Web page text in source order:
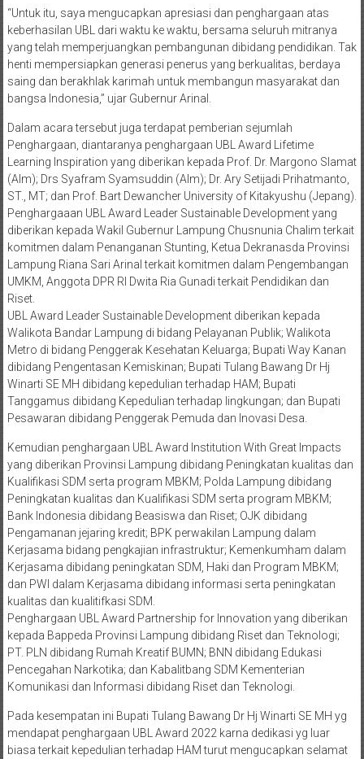
“Untuk itu, saya mengucapkan apresiasi dan penghargaan atas
keberhasilan UBL dari waktu ke waktu, bersama seluruh mitranya
yang telah memperjuangkan pembangunan dibidang pendidikan. Tak
henti mempersiapkan generasi penerus yang berkualitas, berdaya
saing dan berakhlak karimah untuk membangun masyarakat dan
bangsa Indonesia,” ujar Gubernur Arinal.
Dalam acara tersebut juga terdapat pemberian sejumlah
Penghargaan, diantaranya penghargaan UBL Award Lifetime
Learning Inspiration yang diberikan kepada Prof. Dr. Margono Slamat
(Alm); Drs Syafram Syamsuddin (Alm); Dr. Ary Setijadi Prihatmanto,
ST., MT; dan Prof. Bart Dewancher University of Kitakyushu (Jepang).
Penghargaaan UBL Award Leader Sustainable Development yang
diberikan kepada Wakil Gubernur Lampung Chusnunia Chalim terkait
komitmen dalam Penanganan Stunting, Ketua Dekranasda Provinsi
Lampung Riana Sari Arinal terkait komitmen dalam Pengembangan
UMKM, Anggota DPR RI Dwita Ria Gunadi terkait Pendidikan dan
Riset.
UBL Award Leader Sustainable Development diberikan kepada
Walikota Bandar Lampung di bidang Pelayanan Publik; Walikota
Metro di bidang Penggerak Kesehatan Keluarga; Bupati Way Kanan
dibidang Pengentasan Kemiskinan; Bupati Tulang Bawang Dr Hj
Winarti SE MH dibidang kepedulian terhadap HAM; Bupati
Tanggamus dibidang Kepedulian terhadap lingkungan; dan Bupati
Pesawaran dibidang Penggerak Pemuda dan Inovasi Desa.
Kemudian penghargaan UBL Award Institution With Great Impacts
yang diberikan Provinsi Lampung dibidang Peningkatan kualitas dan
Kualifikasi SDM serta program MBKM; Polda Lampung dibidang
Peningkatan kualitas dan Kualifikasi SDM serta program MBKM;
Bank Indonesia dibidang Beasiswa dan Riset; OJK dibidang
Pengamanan jejaring kredit; BPK perwakilan Lampung dalam
Kerjasama bidang pengkajian infrastruktur; Kemenkumham dalam
Kerjasama dibidang peningkatan SDM, Haki dan Program MBKM;
dan PWI dalam Kerjasama dibidang informasi serta peningkatan
kualitas dan kualitifkasi SDM.
Penghargaan UBL Award Partnership for Innovation yang diberikan
kepada Bappeda Provinsi Lampung dibidang Riset dan Teknologi;
PT. PLN dibidang Rumah Kreatif BUMN; BNN dibidang Edukasi
Pencegahan Narkotika; dan Kabalitbang SDM Kementerian
Komunikasi dan Informasi dibidang Riset dan Teknologi.
Pada kesempatan ini Bupati Tulang Bawang Dr Hj Winarti SE MH yg
mendapat penghargaan UBL Award 2022 karna dedikasi yg luar
biasa terkait kepedulian terhadap HAM turut mengucapkan selamat